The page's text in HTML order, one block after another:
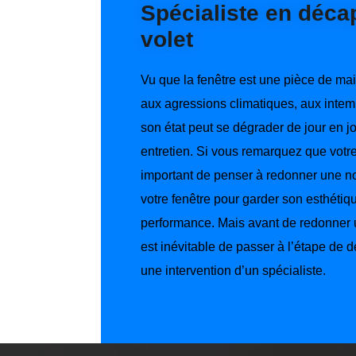
Spécialiste en
volet
Vu que la fenêtre est une pièce de
aux agressions climatiques, aux
son état peut se dégrader de jour en
entretien. Si vous remarquez que
important de penser à redonner une
votre fenêtre pour garder son
performance. Mais avant de
est inévitable de passer à l’étape de
une intervention d’un spécialiste.